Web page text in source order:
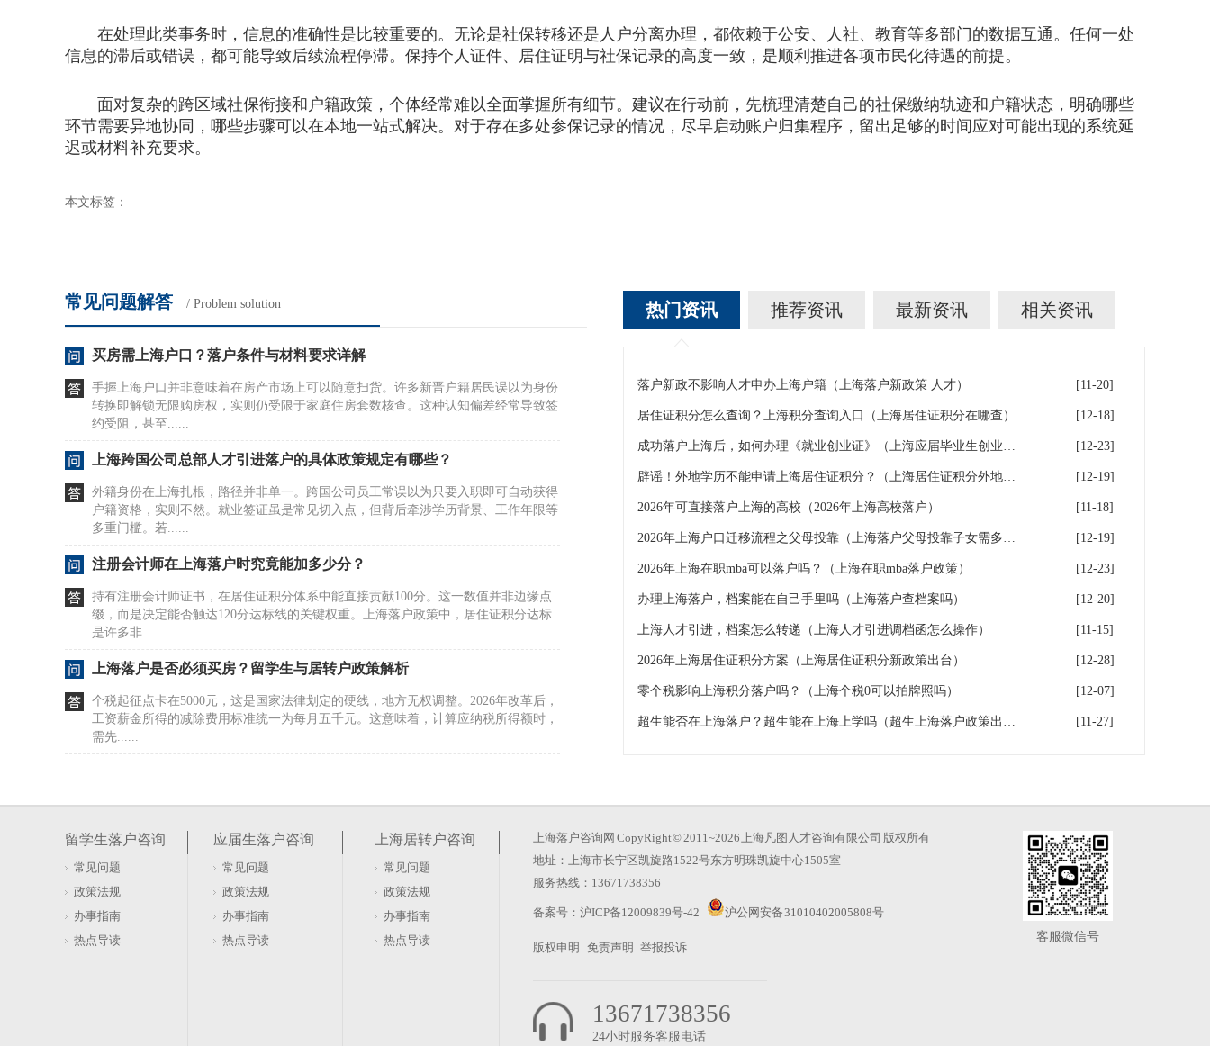
在处理此类事务时，信息的准确性是比较重要的。无论是社保转移还是人户分离办理，都依赖于公安、人社、教育等多部门的数据互通。任何一处
信息的滞后或错误，都可能导致后续流程停滞。保持个人证件、居住证明与社保记录的高度一致，是顺利推进各项市民化待遇的前提。
面对复杂的跨区域社保衔接和户籍政策，个体经常难以全面掌握所有细节。建议在行动前，先梳理清楚自己的社保缴纳轨迹和户籍状态，明确哪些
环节需要异地协同，哪些步骤可以在本地一站式解决。对于存在多处参保记录的情况，尽早启动账户归集程序，留出足够的时间应对可能出现的系统延
迟或材料补充要求。
本文标签：
常见问题解答 / Problem solution
买房需上海户口？落户条件与材料要求详解
手握上海户口并非意味着在房产市场上可以随意扫货。许多新晋户籍居民误以为身份
转换即解锁无限购房权，实则仍受限于家庭住房套数核查。这种认知偏差经常导致签
约受阻，甚至......
上海跨国公司总部人才引进落户的具体政策规定有哪些？
外籍身份在上海扎根，路径并非单一。跨国公司员工常误以为只要入职即可自动获得
户籍资格，实则不然。就业签证虽是常见切入点，但背后牵涉学历背景、工作年限等
多重门槛。若......
注册会计师在上海落户时究竟能加多少分？
持有注册会计师证书，在居住证积分体系中能直接贡献100分。这一数值并非边缘点
缀，而是决定能否触达120分达标线的关键权重。上海落户政策中，居住证积分达标
是许多非......
上海落户是否必须买房？留学生与居转户政策解析
个税起征点卡在5000元，这是国家法律划定的硬线，地方无权调整。2026年改革后，
工资薪金所得的减除费用标准统一为每月五千元。这意味着，计算应纳税所得额时，
需先......
档案去向成谜，落户卡在第一步。许多准备办理上海落户手续的朋友，经常在提交材
条断裂，直接......
上海迁户口有哪些需要的手续？办理时具体要准备哪些材料
跨区迁移户口，不少人以为拿着材料直接去新地址就能办。其实顺序反了。先迁出，
续。只有拿到......
热门资讯 推荐资讯 最新资讯 相关资讯
落户新政不影响人才申办上海户籍（上海落户新政策 人才） [11-20]
居住证积分怎么查询？上海积分查询入口（上海居住证积分在哪查） [12-18]
成功落户上海后，如何办理《就业创业证》（上海应届毕业生创业落户） [12-23]
辟谣！外地学历不能申请上海居住证积分？（上海居住证积分外地大专可以吗） [12-19]
2026年可直接落户上海的高校（2026年上海高校落户） [11-18]
2026年上海户口迁移流程之父母投靠（上海落户父母投靠子女需多长时间） [12-19]
2026年上海在职mba可以落户吗？（上海在职mba落户政策） [12-23]
办理上海落户，档案能在自己手里吗（上海落户查档案吗） [12-20]
上海人才引进，档案怎么转递（上海人才引进调档函怎么操作） [11-15]
2026年上海居住证积分方案（上海居住证积分新政策出台） [12-28]
零个税影响上海积分落户吗？（上海个税0可以拍牌照吗） [12-07]
超生能否在上海落户？超生能在上海上学吗（超生上海落户政策出台） [11-27]
留学生落户咨询
常见问题
政策法规
办事指南
热点导读
应届生落户咨询
常见问题
政策法规
办事指南
热点导读
上海居转户咨询
常见问题
政策法规
办事指南
热点导读
上海落户咨询网 CopyRight © 2011~2026 上海凡图人才咨询有限公司 版权所有
地址：上海市长宁区凯旋路1522号东方明珠凯旋中心1505室
服务热线：13671738356
备案号： 沪ICP备12009839号-42 沪公网安备 31010402005808号
版权申明 免责声明 举报投诉
13671738356
24小时服务客服电话
客服微信号